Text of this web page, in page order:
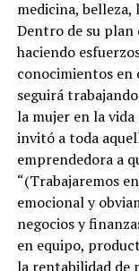
medicina,
Dentro de su plan
haciendo
conocimientos en
seguirá
la mujer en la
invitó a toda
emprendedora a
“(Trabajaremos
emocional y
negocios y
en equipo,
la rentabilidad de